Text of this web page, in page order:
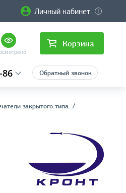
Личный кабинет
Корзина
86 Обратный звонок
закрытого типа